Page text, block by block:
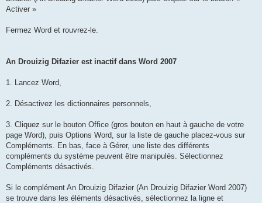
Activer »
Fermez Word et rouvrez-le.
An Drouizig Difazier est inactif dans Word 2007
1. Lancez Word,
2. Désactivez les dictionnaires personnels,
3. Cliquez sur le bouton Office (gros bouton en haut à gauche de votre
page Word), puis Options Word, sur la liste de gauche placez-vous sur
Compléments. En bas, face à Gérer, une liste des différents
compléments du système peuvent être manipulés. Sélectionnez
Compléments désactivés.
Si le complément An Drouizig Difazier (An Drouizig Difazier Word 2007)
se trouve dans les éléments désactivés, sélectionnez la ligne et